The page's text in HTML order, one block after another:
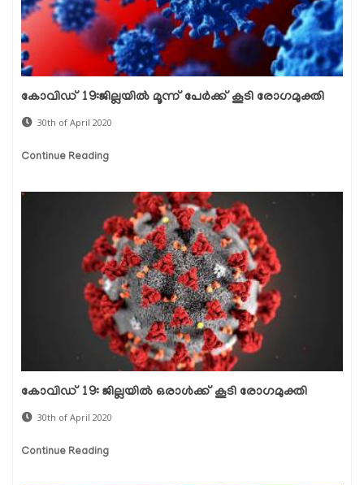
കോവിഡ് 19:ജില്ലയില്‍ മൂന്ന് പേര്‍ക്ക് കൂടി രോഗമുക്തി
30th of April 2020
Continue Reading
കോവിഡ് 19: ജില്ലയില്‍ ഒരാള്‍ക്ക് കൂടി രോഗമുക്തി
30th of April 2020
Continue Reading